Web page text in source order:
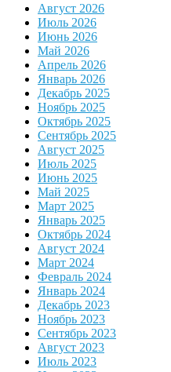
Август 2026
Июль 2026
Июнь 2026
Май 2026
Апрель 2026
Январь 2026
Декабрь 2025
Ноябрь 2025
Октябрь 2025
Сентябрь 2025
Август 2025
Июль 2025
Июнь 2025
Май 2025
Март 2025
Январь 2025
Октябрь 2024
Август 2024
Март 2024
Февраль 2024
Январь 2024
Декабрь 2023
Ноябрь 2023
Сентябрь 2023
Август 2023
Июль 2023